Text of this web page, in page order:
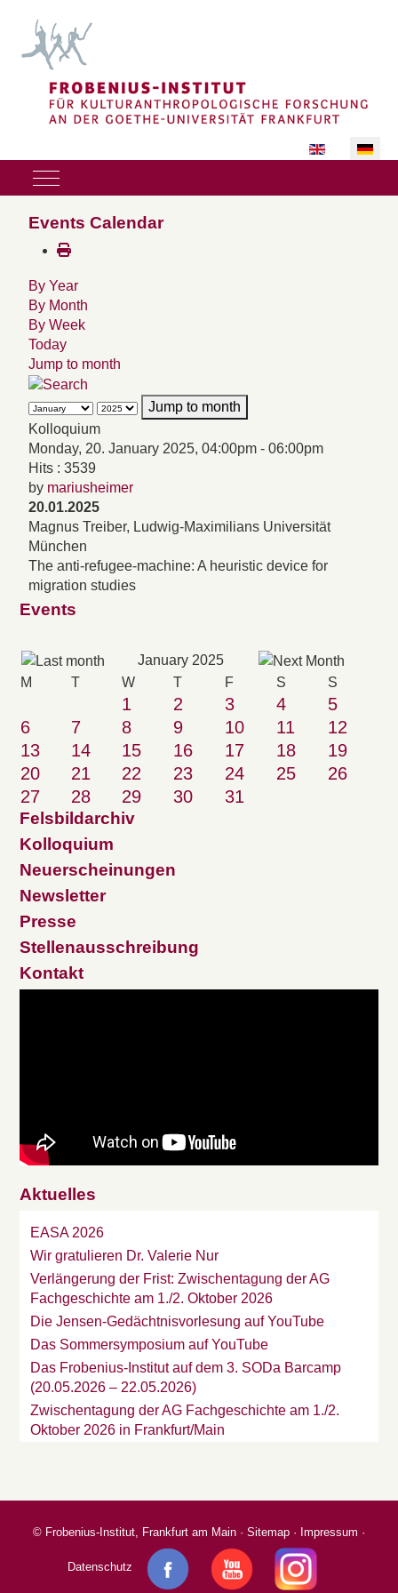
Sprache
Mobile Menu Toggle
Events Calendar
By Year
By Month
By Week
Today
Jump to month
Jump to month
Kolloquium
Monday, 20. January 2025, 04:00pm - 06:00pm
Hits : 3539
by mariusheimer
20.01.2025
Magnus Treiber, Ludwig-Maximilians Universität
München
The anti-refugee-machine: A heuristic device for
migration studies
Events
January 2025
M T W T F S S
1 2 3 4
5
6
7 8 9 10 11
12
13
14 15 16 17 18
19
20
21 22 23 24 25
26
27
28 29 30 31
Felsbildarchiv
Kolloquium
Neuerscheinungen
Newsletter
Presse
Stellenausschreibung
Kontakt
Aktuelles
EASA 2026
Wir gratulieren Dr. Valerie Nur
Verlängerung der Frist: Zwischentagung der AG
Fachgeschichte am 1./2. Oktober 2026
Die Jensen-Gedächtnisvorlesung auf YouTube
Das Sommersymposium auf YouTube
Das Frobenius-Institut auf dem 3. SODa Barcamp
(20.05.2026 – 22.05.2026)
Zwischentagung der AG Fachgeschichte am 1./2.
Oktober 2026 in Frankfurt/Main
© Frobenius-Institut, Frankfurt am Main · Sitemap · Impressum ·
Datenschutz